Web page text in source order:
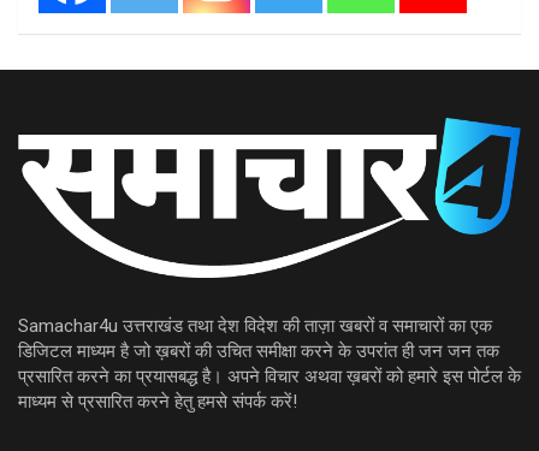
Samachar4u उत्तराखंड तथा देश विदेश की ताज़ा खबरों व समाचारों का एक
डिजिटल माध्यम है जो ख़बरों की उचित समीक्षा करने के उपरांत ही जन जन तक
प्रसारित करने का प्रयासबद्ध है। अपने विचार अथवा ख़बरों को हमारे इस पोर्टल के
माध्यम से प्रसारित करने हेतु हमसे संपर्क करें!